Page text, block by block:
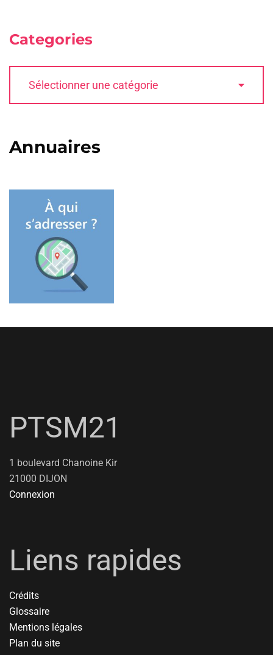
Categories
Annuaires
PTSM21
1 boulevard Chanoine Kir
21000 DIJON
Connexion
Liens rapides
Crédits
Glossaire
Mentions légales
Plan du site